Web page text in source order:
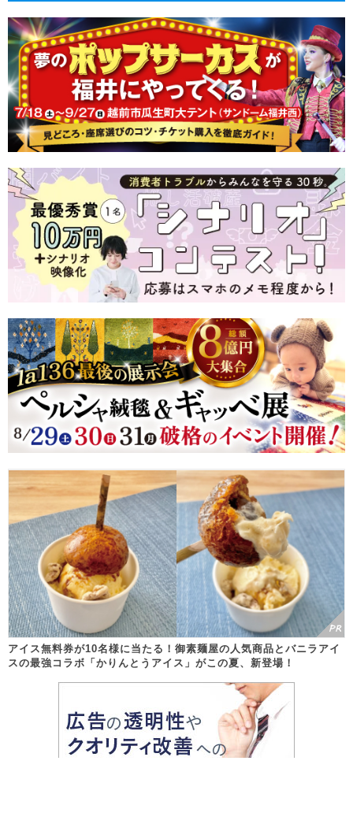
アイス無料券が10名様に当たる！御素麺屋の人気商品とバニラアイ
スの最強コラボ「かりんとうアイス」がこの夏、新登場！